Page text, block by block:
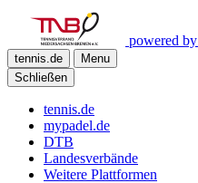
powered by
tennis.de
Menu
Schließen
tennis.de
mypadel.de
DTB
Landesverbände
Weitere Plattformen